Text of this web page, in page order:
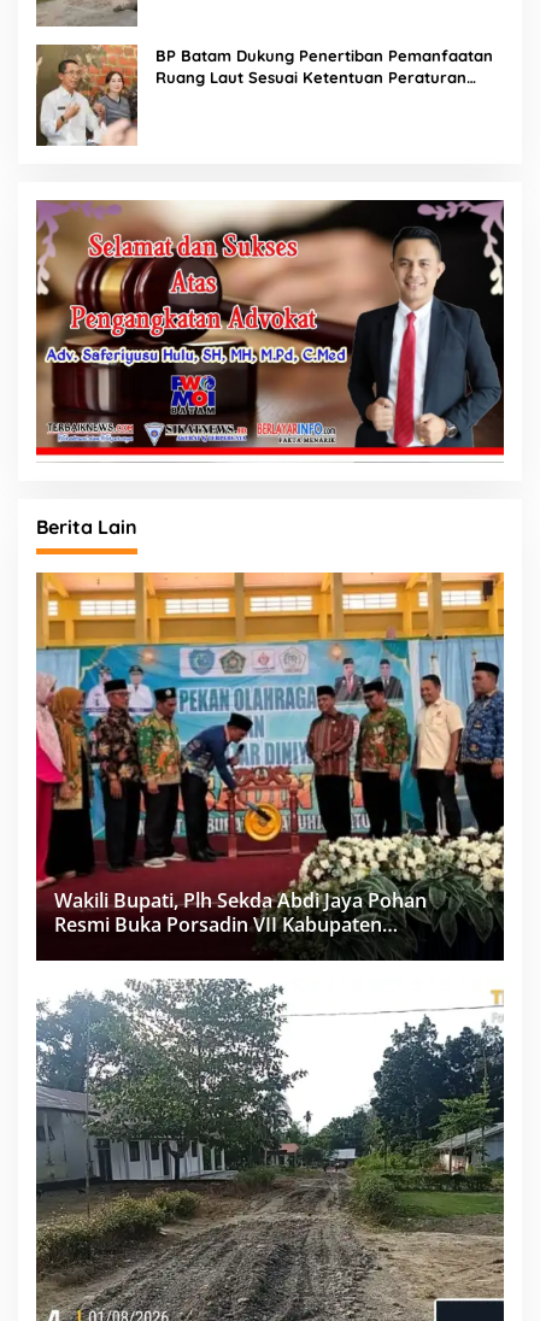
BP Batam Dukung Penertiban Pemanfaatan
Ruang Laut Sesuai Ketentuan Peraturan
Berita Lain
Wakili Bupati, Plh Sekda Abdi Jaya Pohan
Resmi Buka Porsadin VII Kabupaten